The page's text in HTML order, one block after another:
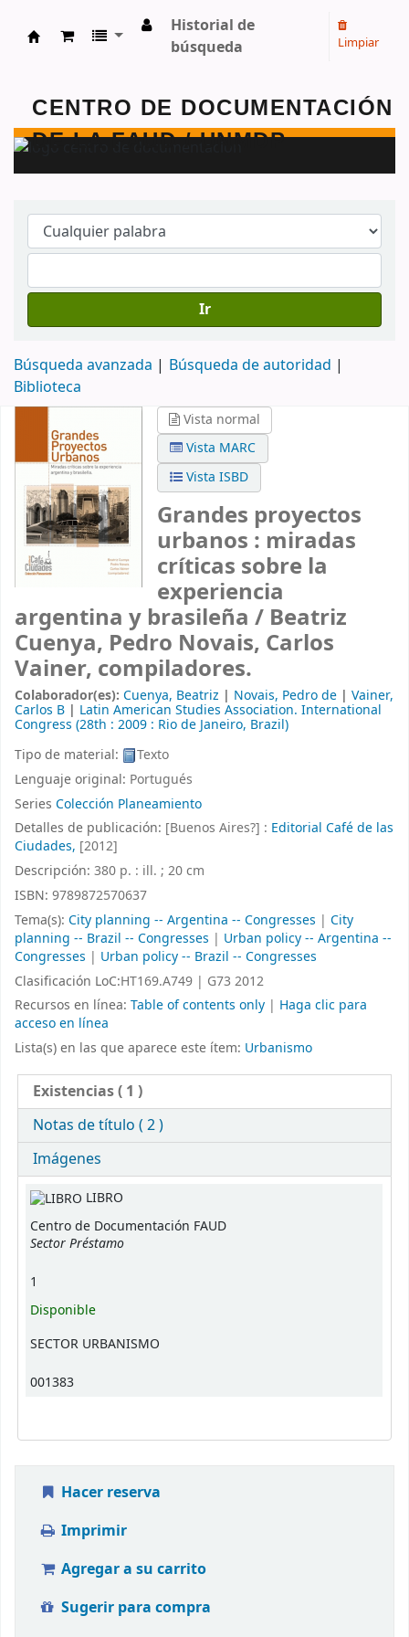
Centro de Documentación - FAUD - Unmdp -
Historial de
búsqueda
Limpiar
Ir
Búsqueda avanzada
Búsqueda de autoridad
Biblioteca
Vista normal
Vista MARC
Vista ISBD
Grandes proyectos
urbanos : miradas
críticas sobre la
experiencia
argentina y brasileña / Beatriz
Cuenya, Pedro Novais, Carlos
Vainer, compiladores.
Colaborador(es): Cuenya, Beatriz | Novais, Pedro de | Vainer,
Carlos B | Latin American Studies Association. International
Congress (28th : 2009 : Rio de Janeiro, Brazil)
Tipo de material:
Texto
Lenguaje original: Portugués
Series Colección Planeamiento
Detalles de publicación: [Buenos Aires?] : Editorial Café de las
Ciudades, [2012]
Descripción: 380 p. : ill. ; 20 cm
ISBN: 9789872570637
Tema(s): City planning -- Argentina -- Congresses | City
planning -- Brazil -- Congresses | Urban policy -- Argentina --
Congresses | Urban policy -- Brazil -- Congresses
Clasificación LoC:HT169.A749 | G73 2012
Recursos en línea: Table of contents only | Haga clic para
acceso en línea
Lista(s) en las que aparece este ítem: Urbanismo
Existencias( 1 )
Notas de título ( 2 )
Imágenes
ExistenciasLIBRO
Centro de Documentación FAUD
Sector Préstamo
1
Disponible
SECTOR URBANISMO
001383
Hacer reserva
Imprimir
Agregar a su carrito
Sugerir para compra